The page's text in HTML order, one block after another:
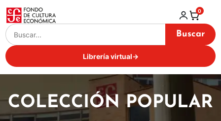
Buscar
Librería virtual→
0
COLECCIÓN POPULAR